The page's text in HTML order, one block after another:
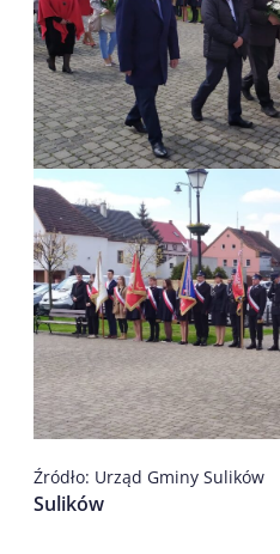
Źródło: Urząd Gminy Sulików
Sulików